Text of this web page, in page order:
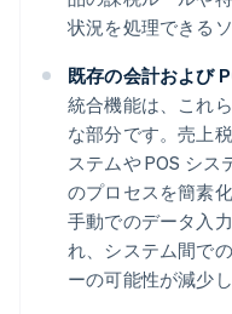
状況を処理できる
既存の会計および
統合機能は、これ
な部分です。売上
ステムや POS シ
のプロセスを簡素
手動でのデータ入
れ、システム間で
ーの可能性が減少し